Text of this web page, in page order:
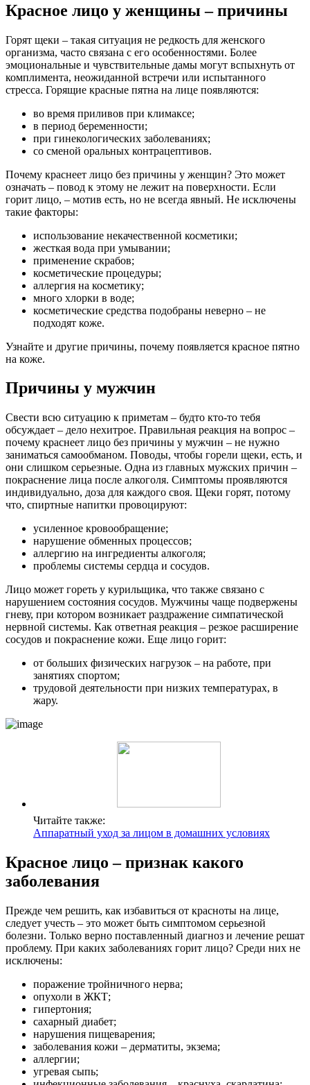
Красное лицо у женщины – причины
Горят щеки – такая ситуация не редкость для женского
организма, часто связана с его особенностями. Более
эмоциональные и чувствительные дамы могут вспыхнуть от
комплимента, неожиданной встречи или испытанного
стресса. Горящие красные пятна на лице появляются:
во время приливов при климаксе;
в период беременности;
при гинекологических заболеваниях;
со сменой оральных контрацептивов.
Почему краснеет лицо без причины у женщин? Это может
означать – повод к этому не лежит на поверхности. Если
горит лицо, – мотив есть, но не всегда явный. Не исключены
такие факторы:
использование некачественной косметики;
жесткая вода при умывании;
применение скрабов;
косметические процедуры;
аллергия на косметику;
много хлорки в воде;
косметические средства подобраны неверно – не
подходят коже.
Узнайте и другие причины, почему появляется красное пятно
на коже.­
Причины у мужчин
Свести всю ситуацию к приметам – будто кто-то тебя
обсуждает – дело нехитрое. Правильная реакция на вопрос –
почему краснеет лицо без причины у мужчин – не нужно
заниматься самообманом. Поводы, чтобы горели щеки, есть, и
они слишком серьезные. Одна из главных мужских причин –
покраснение лица после алкоголя. Симптомы проявляются
индивидуально, доза для каждого своя. Щеки горят, потому
что, спиртные напитки провоцируют:
усиленное кровообращение;
нарушение обменных процессов;
аллергию на ингредиенты алкоголя;
проблемы системы сердца и сосудов.
Лицо может гореть у курильщика, что также связано с
нарушением состояния сосудов. Мужчины чаще подвержены
гневу, при котором возникает раздражение симпатической
нервной системы. Как ответная реакция – резкое расширение
сосудов и покраснение кожи. Еще лицо горит:
от больших физических нагрузок – на работе, при
занятиях спортом;
трудовой деятельности при низких температурах, в
жару.
Читайте также:
Аппаратный уход за лицом в домашних условиях
Красное лицо – признак какого
заболевания
Прежде чем решить, как избавиться от красноты на лице,
следует учесть – это может быть симптомом серьезной
болезни. Только верно поставленный диагноз и лечение решат
проблему. При каких заболеваниях горит лицо? Среди них не
исключены:
поражение тройничного нерва;
опухоли в ЖКТ;
гипертония;
сахарный диабет;
нарушения пищеварения;
заболевания кожи – дерматиты, экзема;
аллергии;
угревая сыпь;